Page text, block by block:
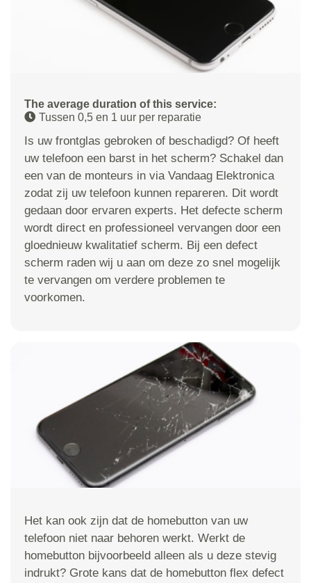
The average duration of this service:
Tussen 0,5 en 1 uur per reparatie
Is uw frontglas gebroken of beschadigd? Of heeft
uw telefoon een barst in het scherm? Schakel dan
een van de monteurs in via Vandaag Elektronica
zodat zij uw telefoon kunnen repareren. Dit wordt
gedaan door ervaren experts. Het defecte scherm
wordt direct en professioneel vervangen door een
gloednieuw kwalitatief scherm. Bij een defect
scherm raden wij u aan om deze zo snel mogelijk
te vervangen om verdere problemen te
voorkomen.
Het kan ook zijn dat de homebutton van uw
telefoon niet naar behoren werkt. Werkt de
homebutton bijvoorbeeld alleen als u deze stevig
indrukt? Grote kans dat de homebutton flex defect